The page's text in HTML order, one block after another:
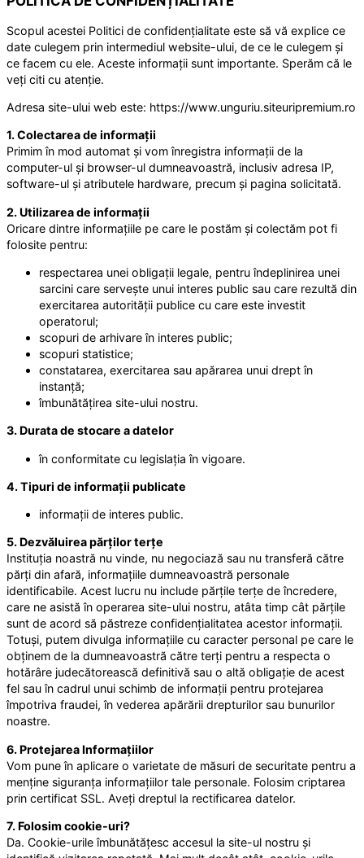
Scopul acestei Politici de confidențialitate este să vă explice ce
date culegem prin intermediul website-ului, de ce le culegem și
ce facem cu ele. Aceste informații sunt importante. Sperăm că le
veți citi cu atenție.
Adresa site-ului web este: https://www.unguriu.siteuripremium.ro
1. Colectarea de informații
Primim în mod automat și vom înregistra informații de la
computer-ul și browser-ul dumneavoastră, inclusiv adresa IP,
software-ul și atributele hardware, precum și pagina solicitată.
2. Utilizarea de informații
Oricare dintre informațiile pe care le postăm și colectăm pot fi
folosite pentru:
respectarea unei obligații legale, pentru îndeplinirea unei
sarcini care servește unui interes public sau care rezultă din
exercitarea autorității publice cu care este investit
operatorul;
scopuri de arhivare în interes public;
scopuri statistice;
constatarea, exercitarea sau apărarea unui drept în
instanță;
îmbunătățirea site-ului nostru.
3. Durata de stocare a datelor
în conformitate cu legislația în vigoare.
4. Tipuri de informații publicate
informații de interes public.
5. Dezvăluirea părților terțe
Instituția noastră nu vinde, nu negociază sau nu transferă către
părți din afară, informațiile dumneavoastră personale
identificabile. Acest lucru nu include părțile terțe de încredere,
care ne asistă în operarea site-ului nostru, atâta timp cât părțile
sunt de acord să păstreze confidențialitatea acestor informații.
Totuși, putem divulga informațiile cu caracter personal pe care le
obținem de la dumneavoastră către terți pentru a respecta o
hotărâre judecătorească definitivă sau o altă obligație de acest
fel sau în cadrul unui schimb de informații pentru protejarea
împotriva fraudei, în vederea apărării drepturilor sau bunurilor
noastre.
6. Protejarea Informațiilor
Vom pune în aplicare o varietate de măsuri de securitate pentru a
menține siguranța informațiilor tale personale. Folosim criptarea
prin certificat SSL. Aveți dreptul la rectificarea datelor.
7. Folosim cookie-uri?
Da. Cookie-urile îmbunătățesc accesul la site-ul nostru și